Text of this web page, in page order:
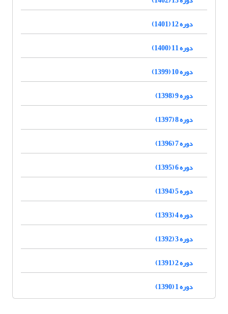
دوره 12 (1401)
دوره 11 (1400)
دوره 10 (1399)
دوره 9 (1398)
دوره 8 (1397)
دوره 7 (1396)
دوره 6 (1395)
دوره 5 (1394)
دوره 4 (1393)
دوره 3 (1392)
دوره 2 (1391)
دوره 1 (1390)